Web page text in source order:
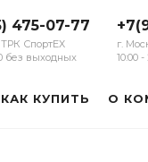
475-07-77
ТРК СпортЕХ
без выходных
г.
10:00
КАК КУПИТЬ О